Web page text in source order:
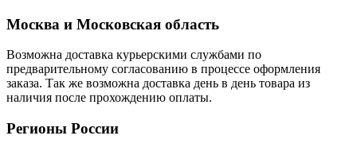
Москва и Московская область
Возможна доставка курьерскими службами по
предварительному согласованию в процессе оформления
заказа. Так же возможна доставка день в день товара из
наличия после прохождению оплаты.
Регионы России